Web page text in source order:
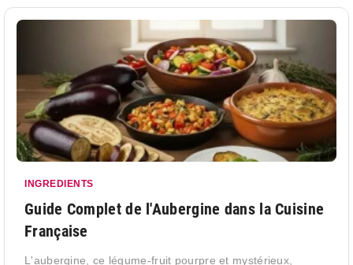
INGREDIENTS
Guide Complet de l'Aubergine dans la Cuisine
Française
L'aubergine, ce légume-fruit pourpre et mystérieux,